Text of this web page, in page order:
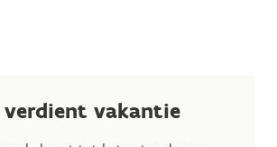
verdient vakantie